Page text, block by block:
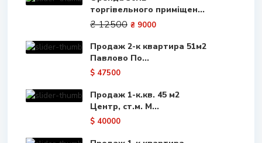
торгівельного приміщен...
₴ 12500 ₴ 9000
Продаж 2-к квартира 51м2
Павлово По...
$ 47500
Продаж 1-к.кв. 45 м2
Центр, ст.м. М...
$ 40000